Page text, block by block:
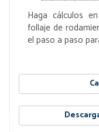
Haga cálculos
follaje de
el paso a paso